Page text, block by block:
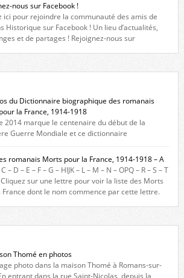
nous sur Facebook !
ici pour rejoindre la communauté des amis de
Historique sur Facebook ! Un lieu d’actualités,
et de partages ! Rejoignez-nous sur
du Dictionnaire biographique des romanais
la France, 1914-1918
2014 marque le centenaire du début de la
Guerre Mondiale et ce dictionnaire
hommage aux romanais Morts pour la
La base de cette recherche historique est
gravés sur les plaques commémoratives de
du Dauphiné et du lycée Triboulet, […]
romanais Morts pour la France, 1914-1918 – A
– D – E – F – G – HIJK – L – M – N – OPQ – R – S – T
Cliquez sur une lettre pour voir la liste des Morts
France dont le nom commence par cette lettre.
Thomé en photos
photo dans la maison Thomé à Romans-sur-
entrant dans la rue Saint-Nicolas, depuis la